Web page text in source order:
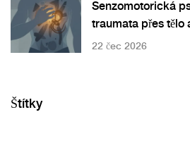
Senzomotorická
traumata přes tělo
22 čec 2026
Štítky